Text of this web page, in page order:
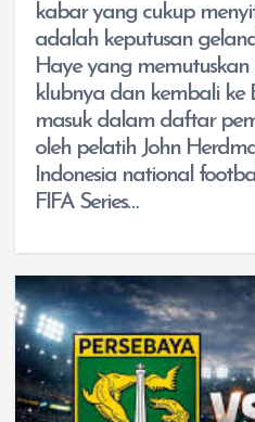
kabar yang cukup
adalah keputusan
Haye yang
klubnya dan kembali ke
masuk dalam daftar
oleh pelatih John
Indonesia national
FIFA Series…